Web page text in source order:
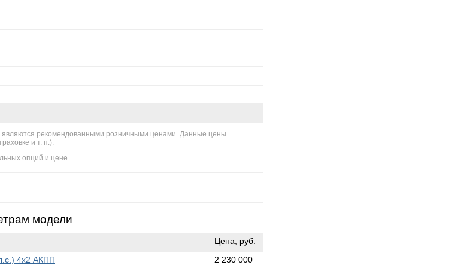
рекомендованными розничными ценами. Данные цены
и т. п.).
опций и цене.
модели
Цена, руб.
4x2 АКПП 2 230 000